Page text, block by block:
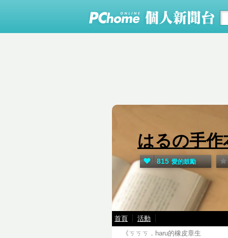
はるの手作
《ㄎㄎㄎ．haru的橡皮章生
815 愛的鼓勵
首頁 活動